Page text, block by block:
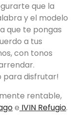
que la
y el modelo
que te pongas
a tus
con tonos
para disfrutar!
rentable,
e IVIN Refugio.